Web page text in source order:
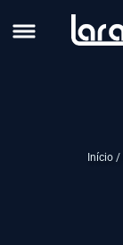
Início /